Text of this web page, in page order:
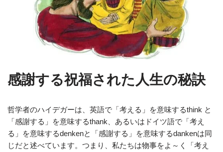
感謝する祝福された人生の秘訣
哲学者のハイデガーは、英語で「考える」を意味するthink と
「感謝する」を意味するthank、あるいはドイツ語で「考え
る」を意味するdenkenと「感謝する」を意味するdankenは同
じだと述べています。つまり、私たちは物事をよ～く「考え